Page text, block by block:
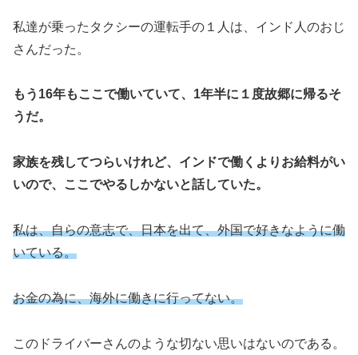
私達が乗ったタクシーの運転手の１人は、インド人のおじ
さんだった。
もう16年もここで働いていて、1年半に１度故郷に帰るそ
うだ。
家族を残してつらいけれど、インドで働くよりお給料がい
いので、ここでやるしかないと話していた。
私は、自らの意志で、日本を出て、外国で好きなように働
いている。
お金の為に、海外に働きに行ってない。
このドライバーさんのような切ない思いはないのである。